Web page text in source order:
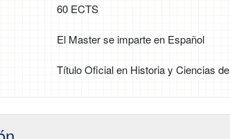
60 ECTS
El Master se imparte en Español
Título Oficial en Historia y Ciencias